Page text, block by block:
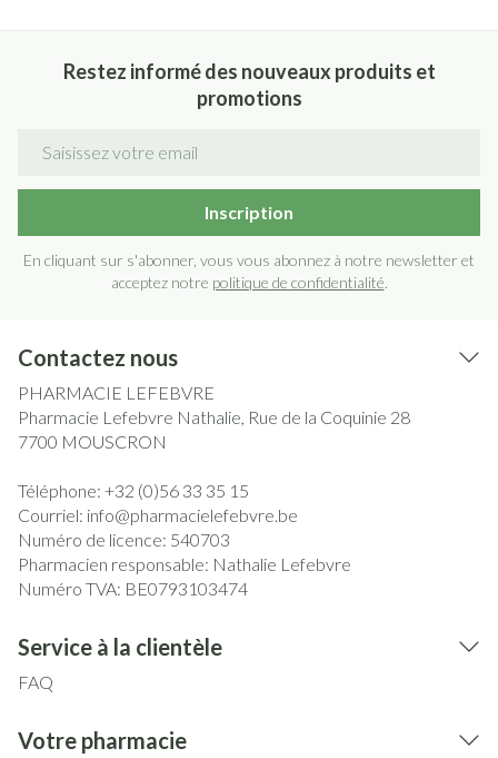
Restez informé des nouveaux produits et
promotions
Inscription
En cliquant sur s'abonner, vous vous abonnez à notre newsletter et
acceptez notre politique de confidentialité.
Contactez nous
PHARMACIE LEFEBVRE
Pharmacie Lefebvre Nathalie, Rue de la Coquinie 28
7700 MOUSCRON
Téléphone: +32 (0)56 33 35 15
Courriel: info@pharmacielefebvre.be
Numéro de licence: 540703
Pharmacien responsable: Nathalie Lefebvre
Numéro TVA: BE0793103474
Service à la clientèle
FAQ
Votre pharmacie